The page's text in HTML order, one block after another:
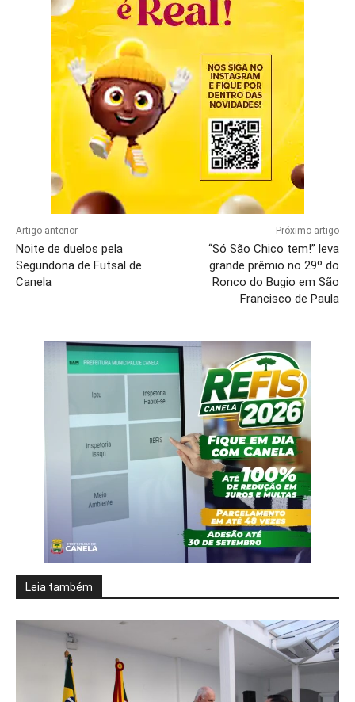
Artigo anterior
Noite de duelos pela
Segundona de Futsal de
Canela
Próximo artigo
“Só São Chico tem!” leva
grande prêmio no 29º do
Ronco do Bugio em São
Francisco de Paula
Leia também